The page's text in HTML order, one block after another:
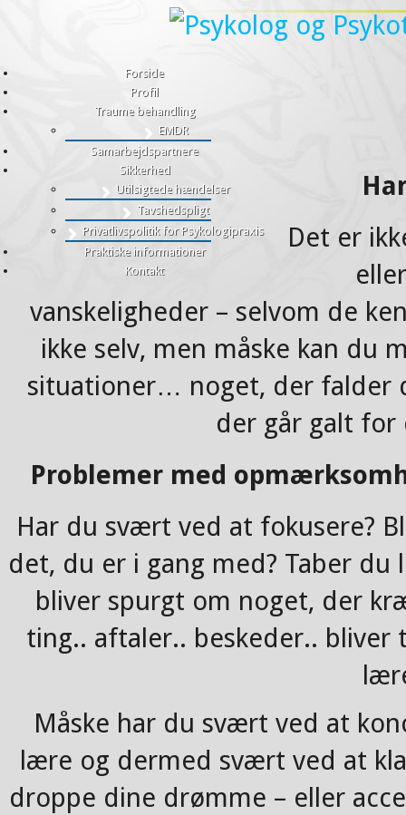
Forside
Profil
Traume behandling
EMDR
Samarbejdspartnere
Sikkerhed
Utilsigtede hændelser
Tavshedspligt
Privatlivspolitik for Psykologipraxis
Praktiske informationer
Kontakt
Det er
vanskeligheder – selvom de
ikke selv, men måske kan du
situationer… noget, der falder
der går galt
Problemer med
Har du svært ved at fokusere?
det, du er i gang med? Taber
bliver spurgt om noget, der
ting.. aftaler.. beskeder..
Måske har du svært ved at
lære og dermed svært ved at
droppe dine drømme – eller